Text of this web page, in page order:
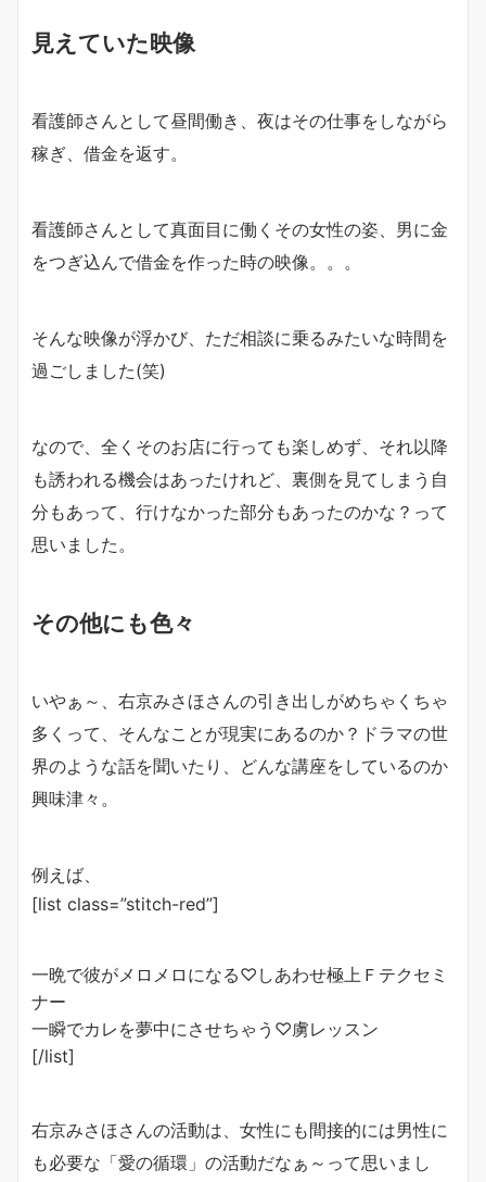
見えていた映像
看護師さんとして昼間働き、夜はその仕事をしながら
稼ぎ、借金を返す。
看護師さんとして真面目に働くその女性の姿、男に金
をつぎ込んで借金を作った時の映像。。。
そんな映像が浮かび、ただ相談に乗るみたいな時間を
過ごしました(笑)
なので、全くそのお店に行っても楽しめず、それ以降
も誘われる機会はあったけれど、裏側を見てしまう自
分もあって、行けなかった部分もあったのかな？って
思いました。
その他にも色々
いやぁ～、右京みさほさんの引き出しがめちゃくちゃ
多くって、そんなことが現実にあるのか？ドラマの世
界のような話を聞いたり、どんな講座をしているのか
興味津々。
例えば、
[list class=”stitch-red”]
一晩で彼がメロメロになる♡しあわせ極上Ｆテクセミ
ナー
一瞬でカレを夢中にさせちゃう♡虜レッスン
[/list]
右京みさほさんの活動は、女性にも間接的には男性に
も必要な「愛の循環」の活動だなぁ～って思いまし